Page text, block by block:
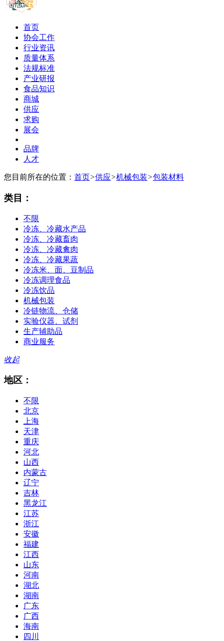
首页
协会工作
行业资讯
质量体系
法规标准
产业研报
食品知识
商城
供应
求购
展会
品牌
人才
您目前所在的位置： 首页>供应>机械包装>包装材料
类目：
不限
冷冻、冷藏水产品
冷冻、冷藏畜肉
冷冻、冷藏禽肉
冷冻、冷藏果蔬
冷冻米、面、豆制品
冷冻调理食品
冷冻饮品
机械包装
冷链物流、仓储
实验仪器、试剂
生产辅助品
商业服务
收起
地区：
不限
北京
上海
天津
重庆
河北
山西
内蒙古
辽宁
吉林
黑龙江
江苏
浙江
安徽
福建
江西
山东
河南
湖北
湖南
广东
广西
海南
四川